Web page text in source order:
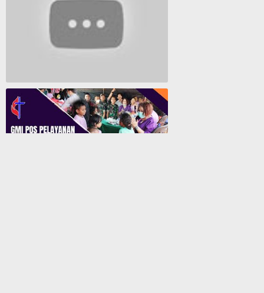
Lagu Rohani Tanpa Iklan - Lagu Pujian dan Penyembahan Paskah 2022